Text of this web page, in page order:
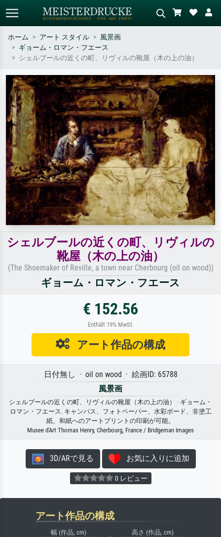
標準検索 AI画像検索
– 例：モネ、星月夜、印象派、北
斎の波、ヌード。
緑の草原、赤の多い抽象画、暗い
油絵、木のそばの立ち姿のヌー
ド。
ホーム アート スタイル
風景画
ギョーム・ロマン・フエース
シェルブールの近くの町、リヴィルの靴屋（木の上の油）
シェルブールの近くの町、リヴィルの
靴屋（木の上の油）
(The Shoemaker of Reville, a town near Cherbourg (oil on wood))
ギョーム・ロマン・フエース
€ 152.56
Enthält 19% MwSt.
アート作品の構成
日付無し · oil on wood · 絵画ID: 65788
風景画
シェルブールの近くの町、リヴィルの靴屋（木の上の油） · ギョーム・
ロマン・フエース. キャンバス、フォトペーパー、水彩ボード、非塗工
紙、和紙へのアートプリントの印刷が可能。
Musee d'Art Thomas Henry, Cherbourg, France / Bridgeman Images
3D/ARで見る お気に入りに追加
0 レビュー
アート作品の構成
幅 (作品, cm) 高さ (作品, cm)